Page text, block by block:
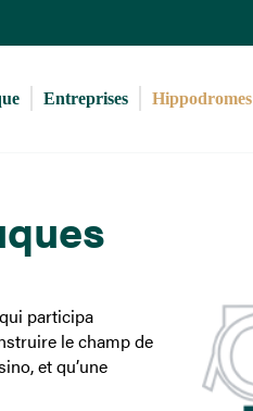
Entreprises Hippodromes
participa
le champ de
et qu’une